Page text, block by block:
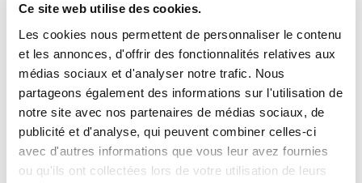
Ce site web utilise des cookies.
Les cookies nous permettent de personnaliser le contenu
et les annonces, d'offrir des fonctionnalités relatives aux
médias sociaux et d'analyser notre trafic. Nous
partageons également des informations sur l'utilisation de
notre site avec nos partenaires de médias sociaux, de
publicité et d'analyse, qui peuvent combiner celles-ci
avec d'autres informations que vous leur avez fournies
ou qu'ils ont collectées lors de votre utilisation de leurs
versionpapier
magazine Face au
Risque pour un confort
de lecture optimal.N.B.
Les frais de port sont de 7,50 € TTC, quel
que soit le nombre de magazines
commandés.
quantité